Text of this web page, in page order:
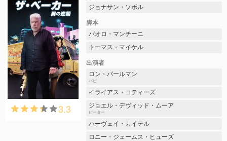
3.3
ジョナサン・ソボル
脚本
パオロ・マンチーニ
トーマス・マイケル
出演者
ロン・パールマン
パピ
イライアス・コティーズ
ジョエル・デヴィッド・ムーア
ピーター
ハーヴェイ・カイテル
ロニー・ジェームス・ヒューズ